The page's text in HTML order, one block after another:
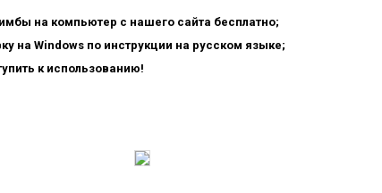
на компьютер с нашего сайта бесплатно;
на Windows по инструкции на русском языке;
к использованию!